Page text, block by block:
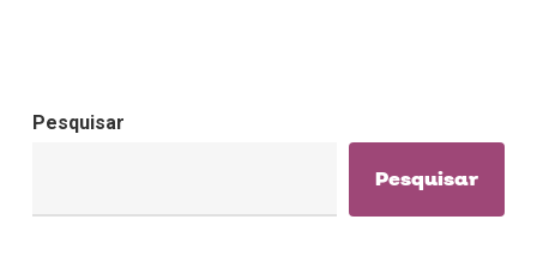
Pesquisar
Pesquisar